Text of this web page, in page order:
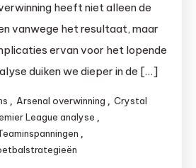
heeft niet alleen de
vanwege het resultaat, maar
ervan voor het lopende
duiken we dieper in de […]
, Arsenal overwinning , Crystal
League analyse ,
,